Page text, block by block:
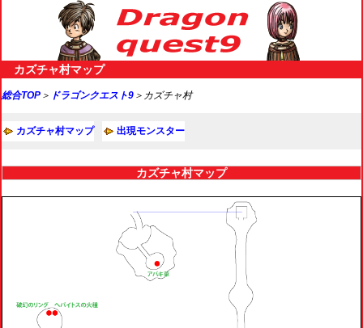
カズチャ村マップ
総合TOP ＞ ドラゴンクエスト9 ＞カズチャ村
カズチャ村マップ 出現モンスター
カズチャ村マップ